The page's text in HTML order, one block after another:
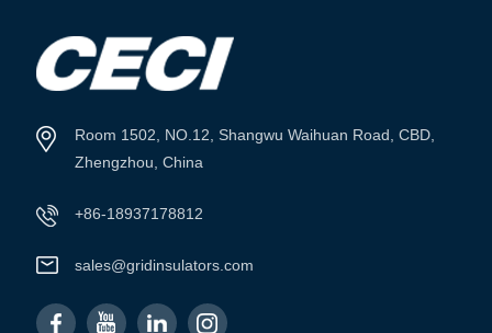
Room 1502, NO.12, Shangwu Waihuan Road, CBD,
Zhengzhou, China
+86-18937178812
sales@gridinsulators.com